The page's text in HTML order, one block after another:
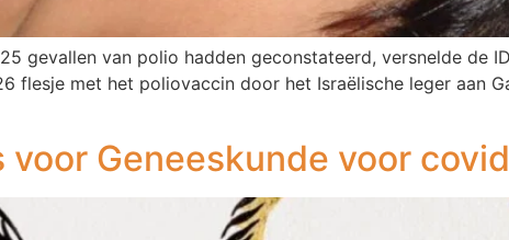
gevallen van polio hadden geconstateerd, versnelde de
flesje met het poliovaccin door het Israëlische leger aan
Geneeskunde voor